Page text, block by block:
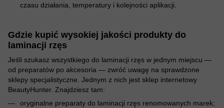
czasu działania, temperatury i kolejności aplikacji.
Gdzie kupić wysokiej jakości produkty do
laminacji rzęs
Jeśli szukasz wszystkiego do laminacji rzęs w jednym miejscu —
od preparatów po akcesoria — zwróć uwagę na sprawdzone
sklepy specjalistyczne. Jednym z nich jest sklep internetowy
BeautyHunter. Znajdziesz tam:
oryginalne preparaty do laminacji rzęs renomowanych marek;